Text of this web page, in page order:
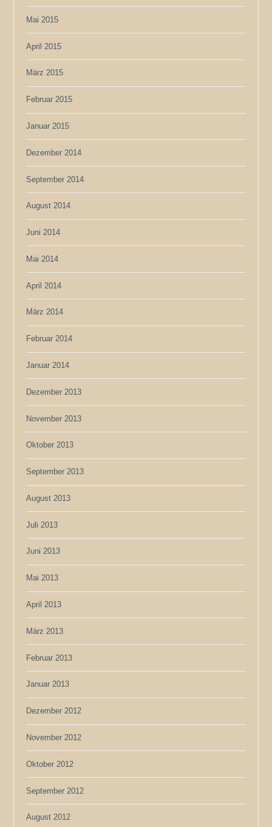
Mai 2015
April 2015
März 2015
Februar 2015
Januar 2015
Dezember 2014
September 2014
August 2014
Juni 2014
Mai 2014
April 2014
März 2014
Februar 2014
Januar 2014
Dezember 2013
November 2013
Oktober 2013
September 2013
August 2013
Juli 2013
Juni 2013
Mai 2013
April 2013
März 2013
Februar 2013
Januar 2013
Dezember 2012
November 2012
Oktober 2012
September 2012
August 2012